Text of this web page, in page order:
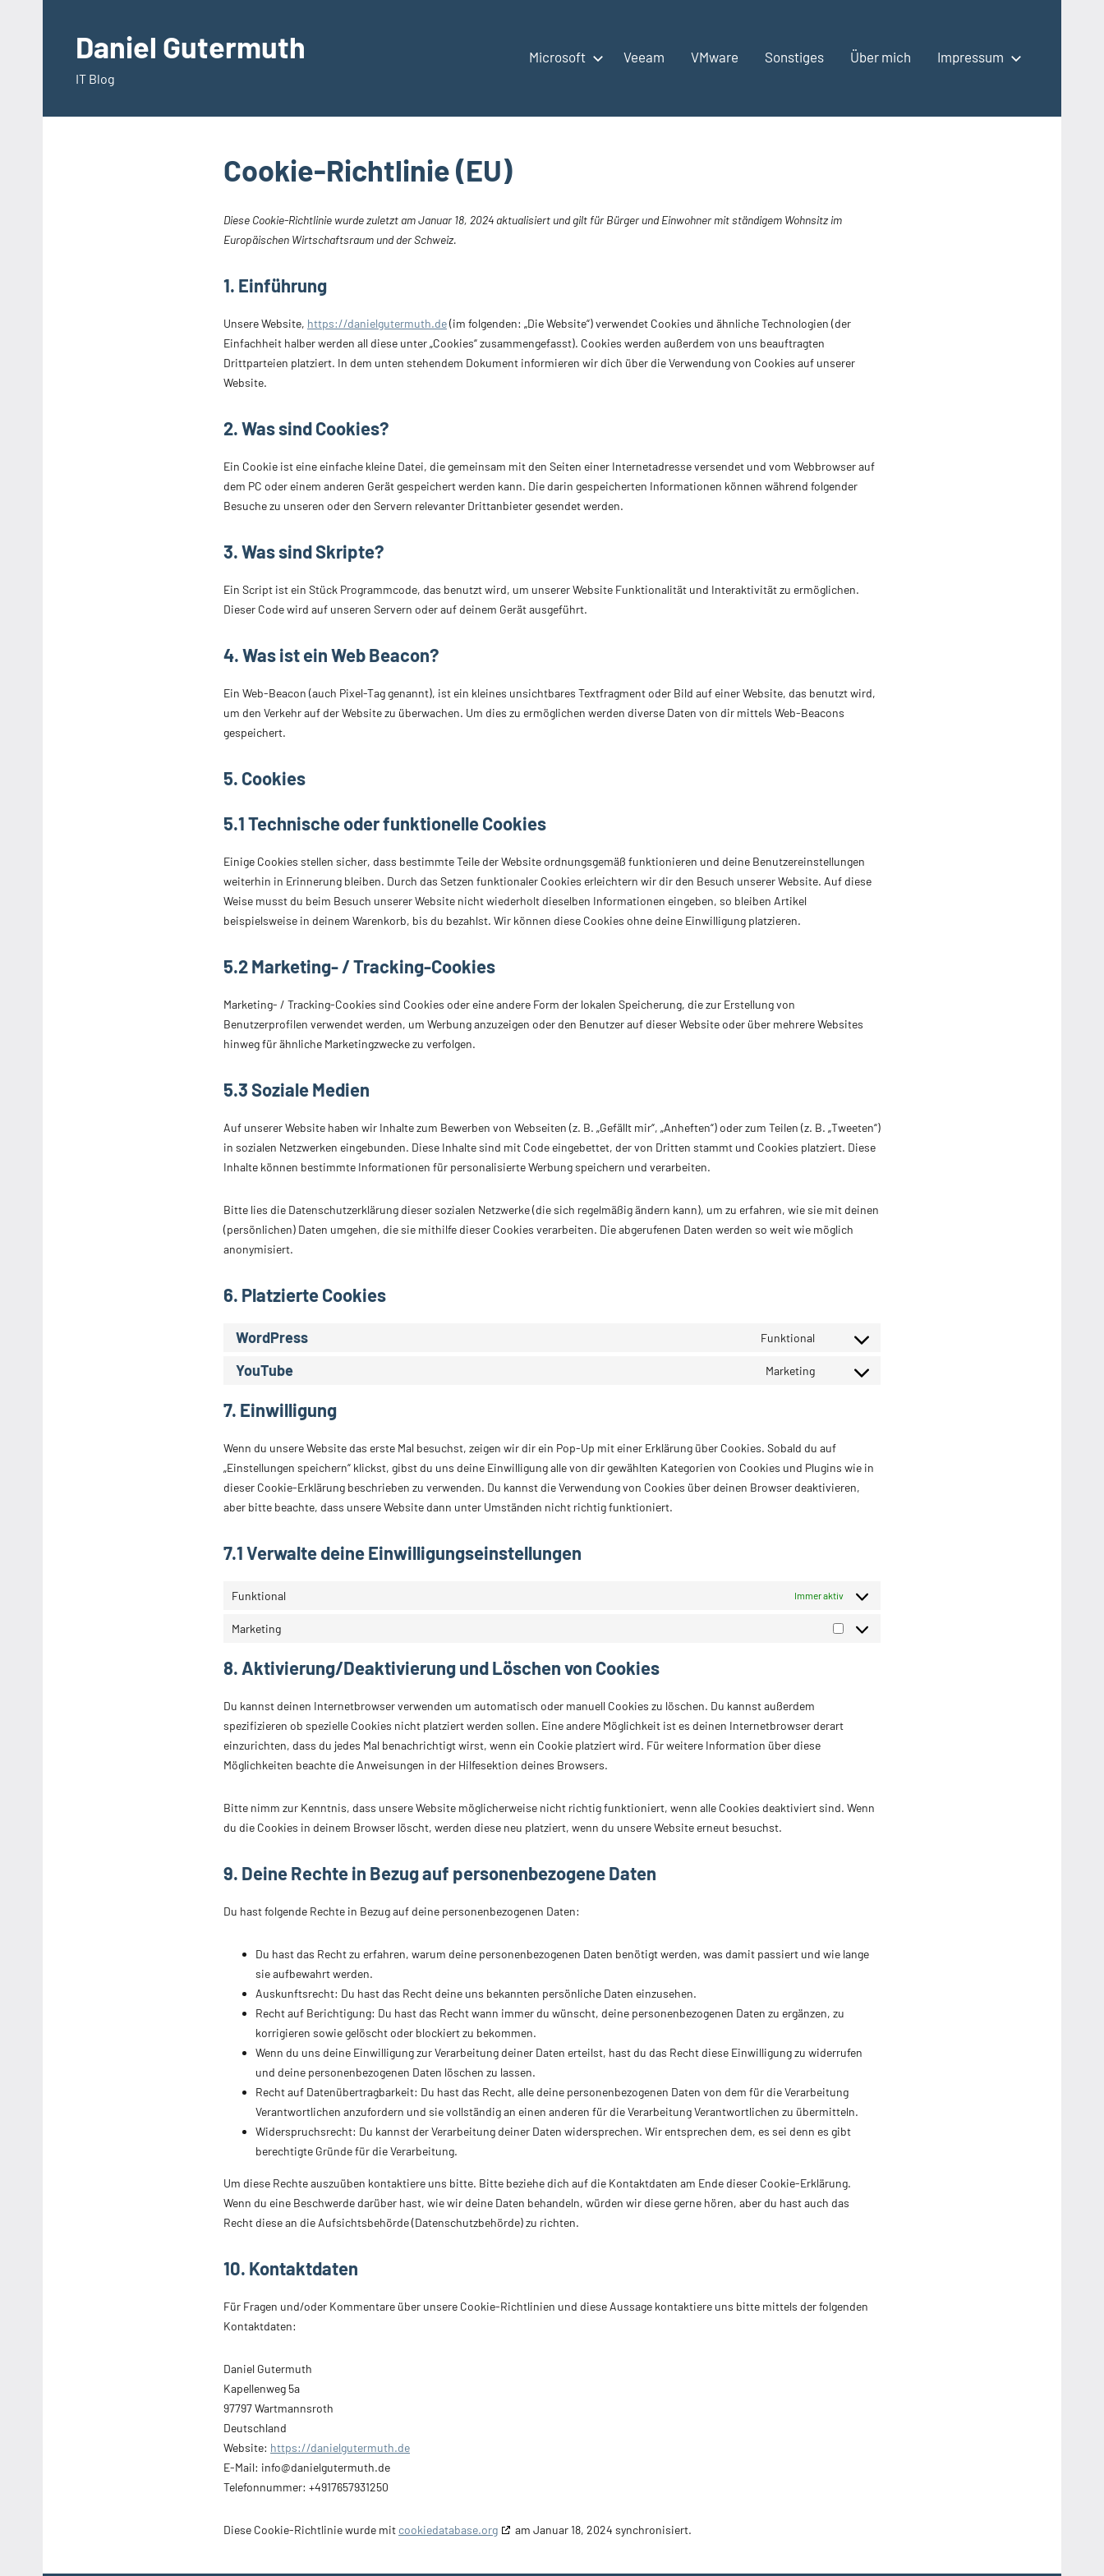
springenDaniel Gutermuth
IT Blog
Microsoft Veeam VMware Sonstiges Über mich Impressum
Cookie-Richtlinie (EU)
Diese Cookie-Richtlinie wurde zuletzt am Januar 18, 2024 aktualisiert und gilt für Bürger und Einwohner mit ständigem Wohnsitz im
Europäischen Wirtschaftsraum und der Schweiz.
1. Einführung
Unsere Website, https://danielgutermuth.de(im folgenden: „Die Website“) verwendet Cookies und ähnliche Technologien (der
Einfachheit halber werden all diese unter „Cookies“ zusammengefasst). Cookies werden außerdem von uns beauftragten
Drittparteien platziert. In dem unten stehendem Dokument informieren wir dich über die Verwendung von Cookies auf unserer
Website.
2. Was sind Cookies?
Ein Cookie ist eine einfache kleine Datei, die gemeinsam mit den Seiten einer Internetadresse versendet und vom Webbrowser auf
dem PC oder einem anderen Gerät gespeichert werden kann. Die darin gespeicherten Informationen können während folgender
Besuche zu unseren oder den Servern relevanter Drittanbieter gesendet werden.
3. Was sind Skripte?
Ein Script ist ein Stück Programmcode, das benutzt wird, um unserer Website Funktionalität und Interaktivität zu ermöglichen.
Dieser Code wird auf unseren Servern oder auf deinem Gerät ausgeführt.
4. Was ist ein Web Beacon?
Ein Web-Beacon (auch Pixel-Tag genannt), ist ein kleines unsichtbares Textfragment oder Bild auf einer Website, das benutzt wird,
um den Verkehr auf der Website zu überwachen. Um dies zu ermöglichen werden diverse Daten von dir mittels Web-Beacons
gespeichert.
5. Cookies
5.1 Technische oder funktionelle Cookies
Einige Cookies stellen sicher, dass bestimmte Teile der Website ordnungsgemäß funktionieren und deine Benutzereinstellungen
weiterhin in Erinnerung bleiben. Durch das Setzen funktionaler Cookies erleichtern wir dir den Besuch unserer Website. Auf diese
Weise musst du beim Besuch unserer Website nicht wiederholt dieselben Informationen eingeben, so bleiben Artikel
beispielsweise in deinem Warenkorb, bis du bezahlst. Wir können diese Cookies ohne deine Einwilligung platzieren.
5.2 Marketing- / Tracking-Cookies
Marketing- / Tracking-Cookies sind Cookies oder eine andere Form der lokalen Speicherung, die zur Erstellung von
Benutzerprofilen verwendet werden, um Werbung anzuzeigen oder den Benutzer auf dieser Website oder über mehrere Websites
hinweg für ähnliche Marketingzwecke zu verfolgen.
5.3 Soziale Medien
Auf unserer Website haben wir Inhalte zum Bewerben von Webseiten (z. B. „Gefällt mir“, „Anheften“) oder zum Teilen (z. B. „Tweeten“)
in sozialen Netzwerken eingebunden. Diese Inhalte sind mit Code eingebettet, der von Dritten stammt und Cookies platziert. Diese
Inhalte können bestimmte Informationen für personalisierte Werbung speichern und verarbeiten.
Bitte lies die Datenschutzerklärung dieser sozialen Netzwerke (die sich regelmäßig ändern kann), um zu erfahren, wie sie mit deinen
(persönlichen) Daten umgehen, die sie mithilfe dieser Cookies verarbeiten. Die abgerufenen Daten werden so weit wie möglich
anonymisiert.
6. Platzierte Cookies
WordPress Funktional
Consent
YouTube Marketing
Consent
7. Einwilligung
Wenn du unsere Website das erste Mal besuchst, zeigen wir dir ein Pop-Up mit einer Erklärung über Cookies. Sobald du auf
„Einstellungen speichern“ klickst, gibst du uns deine Einwilligung alle von dir gewählten Kategorien von Cookies und Plugins wie in
dieser Cookie-Erklärung beschrieben zu verwenden. Du kannst die Verwendung von Cookies über deinen Browser deaktivieren,
aber bitte beachte, dass unsere Website dann unter Umständen nicht richtig funktioniert.
7.1 Verwalte deine Einwilligungseinstellungen
Funktional Immer aktiv
Marketing
Marketing
8. Aktivierung/Deaktivierung und Löschen von Cookies
Du kannst deinen Internetbrowser verwenden um automatisch oder manuell Cookies zu löschen. Du kannst außerdem
spezifizieren ob spezielle Cookies nicht platziert werden sollen. Eine andere Möglichkeit ist es deinen Internetbrowser derart
einzurichten, dass du jedes Mal benachrichtigt wirst, wenn ein Cookie platziert wird. Für weitere Information über diese
Möglichkeiten beachte die Anweisungen in der Hilfesektion deines Browsers.
Bitte nimm zur Kenntnis, dass unsere Website möglicherweise nicht richtig funktioniert, wenn alle Cookies deaktiviert sind. Wenn
du die Cookies in deinem Browser löscht, werden diese neu platziert, wenn du unsere Website erneut besuchst.
9. Deine Rechte in Bezug auf personenbezogene Daten
Du hast folgende Rechte in Bezug auf deine personenbezogenen Daten:
Du hast das Recht zu erfahren, warum deine personenbezogenen Daten benötigt werden, was damit passiert und wie lange
sie aufbewahrt werden.
Auskunftsrecht: Du hast das Recht deine uns bekannten persönliche Daten einzusehen.
Recht auf Berichtigung: Du hast das Recht wann immer du wünscht, deine personenbezogenen Daten zu ergänzen, zu
korrigieren sowie gelöscht oder blockiert zu bekommen.
Wenn du uns deine Einwilligung zur Verarbeitung deiner Daten erteilst, hast du das Recht diese Einwilligung zu widerrufen
und deine personenbezogenen Daten löschen zu lassen.
Recht auf Datenübertragbarkeit: Du hast das Recht, alle deine personenbezogenen Daten von dem für die Verarbeitung
Verantwortlichen anzufordern und sie vollständig an einen anderen für die Verarbeitung Verantwortlichen zu übermitteln.
Widerspruchsrecht: Du kannst der Verarbeitung deiner Daten widersprechen. Wir entsprechen dem, es sei denn es gibt
berechtigte Gründe für die Verarbeitung.
Um diese Rechte auszuüben kontaktiere uns bitte. Bitte beziehe dich auf die Kontaktdaten am Ende dieser Cookie-Erklärung.
Wenn du eine Beschwerde darüber hast, wie wir deine Daten behandeln, würden wir diese gerne hören, aber du hast auch das
Recht diese an die Aufsichtsbehörde (Datenschutzbehörde) zu richten.
10. Kontaktdaten
Für Fragen und/oder Kommentare über unsere Cookie-Richtlinien und diese Aussage kontaktiere uns bitte mittels der folgenden
Kontaktdaten:
Daniel Gutermuth
Kapellenweg 5a
97797 Wartmannsroth
Deutschland
Website: https://danielgutermuth.de
E-Mail: info@danielgutermuth.de
Telefonnummer: +4917657931250
Diese Cookie-Richtlinie wurde mit cookiedatabase.org am Januar 18, 2024 synchronisiert.